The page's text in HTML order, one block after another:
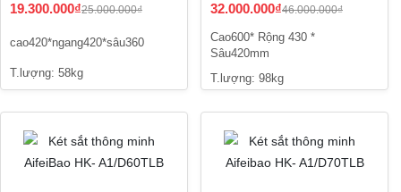
19.300.000₫25.000.000₫
cao420*ngang420*sâu360
T.lượng: 58kg
32.000.000₫46.000.000₫
Cao600* Rộng 430 *
Sâu420mm
T.lượng: 98kg